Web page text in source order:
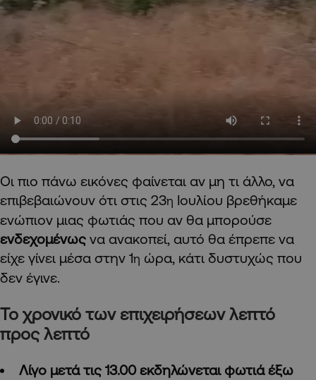
Οι πιο πάνω εικόνες φαίνεται αν μη τι άλλο, να
επιβεβαιώνουν ότι στις 23η Ιουλίου βρεθήκαμε
ενώπιον μιας φωτιάς που αν θα μπορούσε
ενδεχομένως να ανακοπεί, αυτό θα έπρεπε να
είχε γίνει μέσα στην 1η ώρα, κάτι δυστυχώς που
δεν έγινε.
Το χρονικό των επιχειρήσεων λεπτό
προς λεπτό
Λίγο μετά τις 13.00 εκδηλώνεται φωτιά έξω